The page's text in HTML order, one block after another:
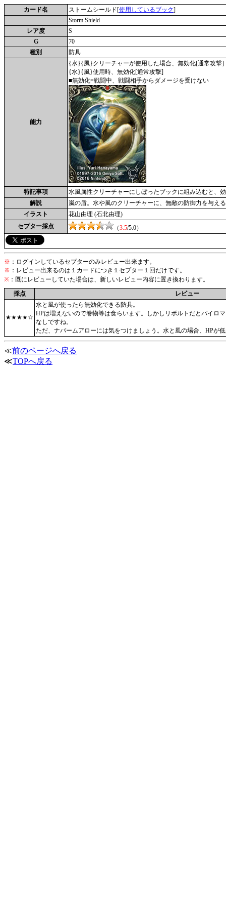
カード名 ストームシールド[使用しているブック]
Storm Shield
レア度
S
G
70
種別
防具
能力
{水}{風}クリーチャーが使用した場合、無効化[通常攻撃]
{水}{風}使用時、無効化[通常攻撃]
■無効化=戦闘中、戦闘相手からダメージを受けない
特記事項
水風属性クリーチャーにしぼったブックに組み込むと、
解説
嵐の盾。水や風のクリーチャーに、無敵の防御力を与え
イラスト
花山由理 (石北由理)
セプター採点
（3.5/5.0）
※ ：ログインしているセプターのみレビュー出来ます。
※ ：レビュー出来るのは１カードにつき１セプター１回だけです。
※ ：既にレビューしていた場合は、新しいレビュー内容に置き換わります。
採点
レビュー
★★★★☆
水と風が使ったら無効化できる防具。
HPは増えないので巻物等は食らいます。しかしリボルトだとパイロ
なしですね。
ただ、ナパームアローには気をつけましょう。水と風の場合、HPが
≪前のページへ戻る
≪TOPへ戻る